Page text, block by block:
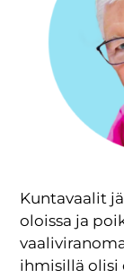
Kuntavaalit
oloissa ja
ihmisillä